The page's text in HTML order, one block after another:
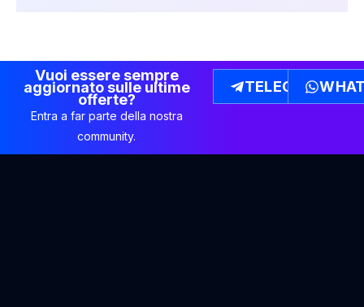
Vuoi essere sempre
aggiornato sulle ultime
offerte?
Entra a far parte della nostra
community.
TELEGRAM